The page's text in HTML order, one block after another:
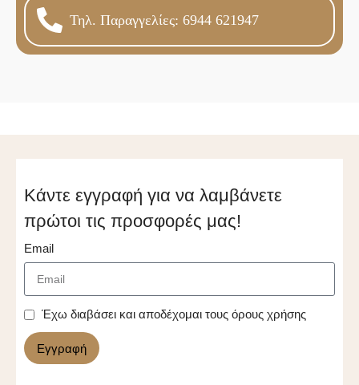
Τηλ. Παραγγελίες: 6944 621947
Κάντε εγγραφή για να λαμβάνετε
πρώτοι τις προσφορές μας!
Email
Έχω διαβάσει και αποδέχομαι τους όρους χρήσης
Εγγραφή